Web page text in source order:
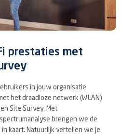
prestaties met
in jouw organisatie
het draadloze netwerk (WLAN)
Site Survey. Met
brengen we de
kaart. Natuurlijk vertellen we je